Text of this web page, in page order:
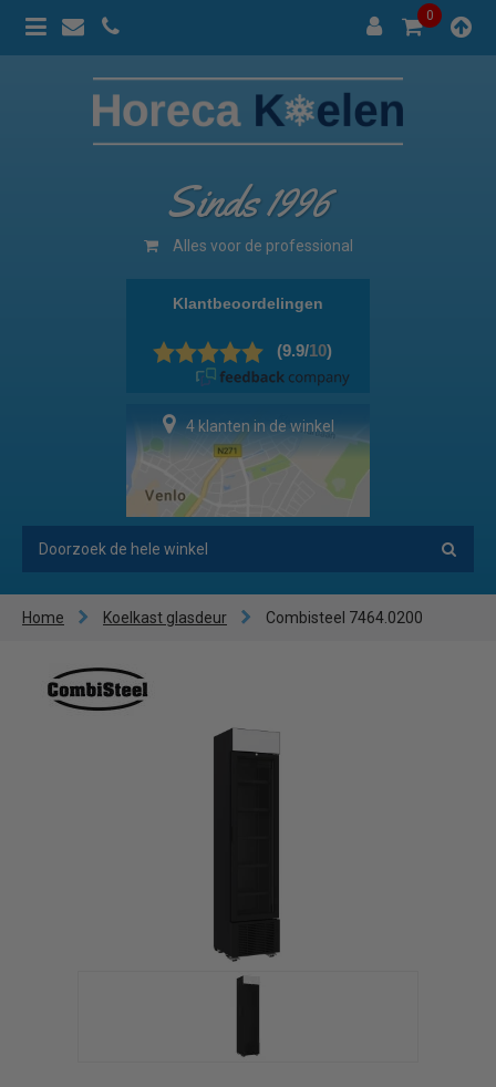
0
Sinds 1996
100% prijsgarantie
4 klanten in de winkel
Home Koelkast glasdeur Combisteel 7464.0200